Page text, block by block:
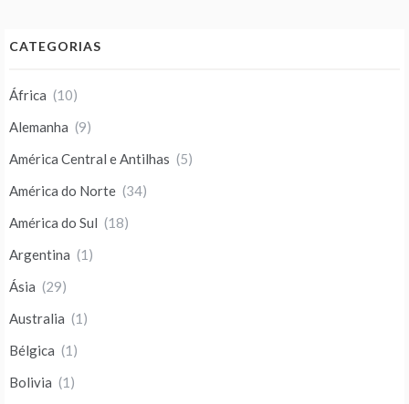
CATEGORIAS
África (10)
Alemanha (9)
América Central e Antilhas (5)
América do Norte (34)
América do Sul (18)
Argentina (1)
Ásia (29)
Australia (1)
Bélgica (1)
Bolivia (1)